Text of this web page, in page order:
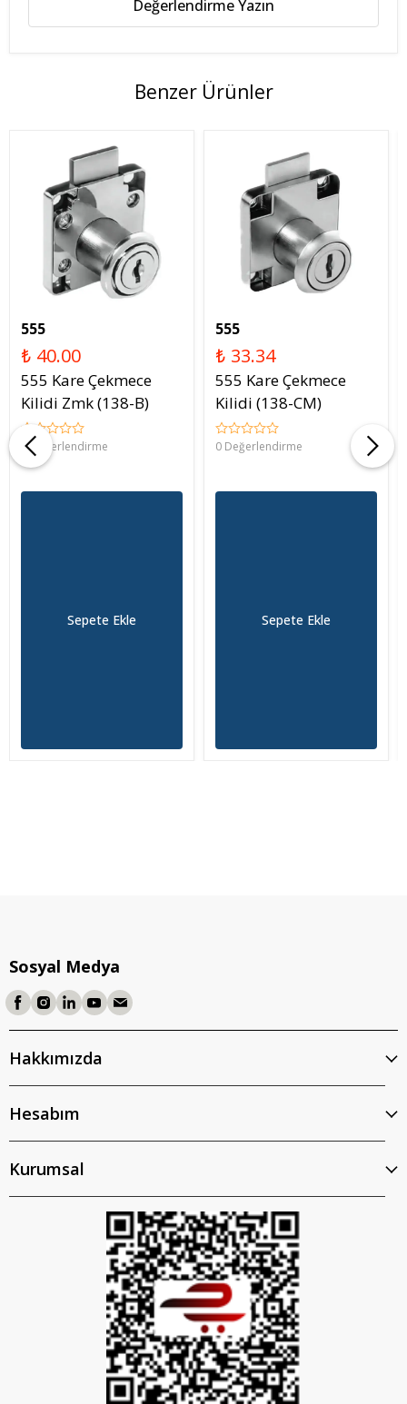
Değerlendirme Yazın
Benzer Ürünler
555
₺ 40.00
555 Kare Çekmece
Kilidi Zmk (138-B)
0 Değerlendirme
Sepete Ekle
555
₺ 33.34
555 Kare Çekmece
Kilidi (138-CM)
0 Değerlendirme
Sepete Ekle
Sosyal Medya
Hakkımızda
Hesabım
Kurumsal